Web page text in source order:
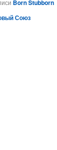
Born Stubborn
Союз